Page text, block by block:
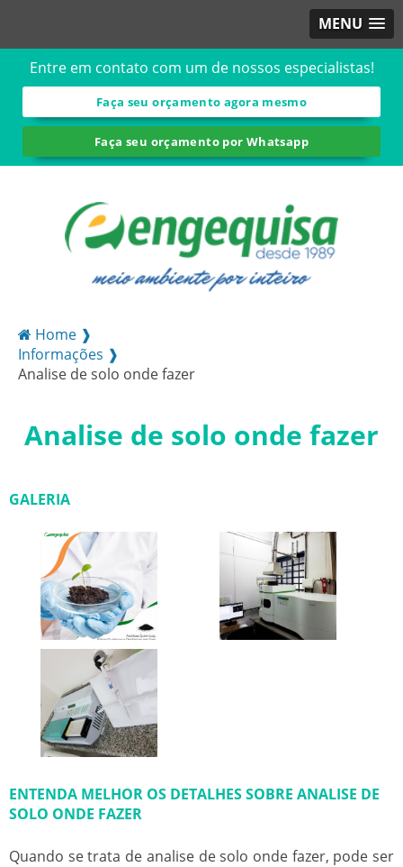
MENU
Entre em contato com um de nossos especialistas!
Faça seu orçamento agora mesmo
Faça seu orçamento por Whatsapp
Home ❱
Informações ❱
Analise de solo onde fazer
Analise de solo onde fazer
GALERIA
ENTENDA MELHOR OS DETALHES SOBRE ANALISE DE
SOLO ONDE FAZER
Quando se trata de analise de solo onde fazer, pode ser